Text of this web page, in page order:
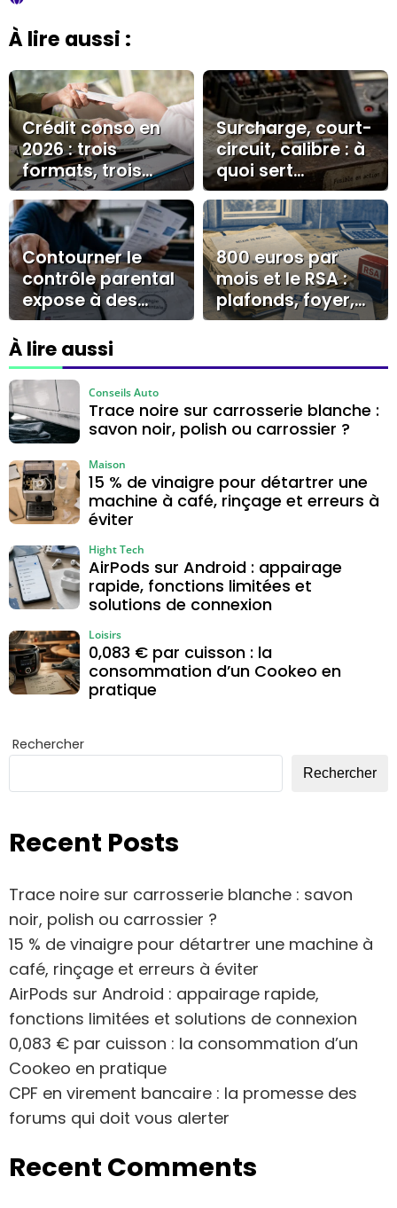
À lire aussi :
Crédit conso en
2026 : trois
formats, trois
logiques à
connaître avant
de signer
Surcharge, court-
circuit, calibre : à
quoi sert
vraiment un
fusible ?
Contourner le
contrôle parental
expose à des
risques
techniques,
familiaux et de
sécurité
800 euros par
mois et le RSA :
plafonds, foyer,
forfait logement
À lire aussi
Trace noire sur carrosserie blanche :
savon noir, polish ou carrossier ?
Conseils Auto
15 % de vinaigre pour détartrer une
machine à café, rinçage et erreurs à
éviter
Maison
AirPods sur Android : appairage
rapide, fonctions limitées et
solutions de connexion
Hight Tech
0,083 € par cuisson : la
consommation d’un Cookeo en
pratique
Loisirs
Rechercher
Rechercher
Recent Posts
Trace noire sur carrosserie blanche : savon
noir, polish ou carrossier ?
15 % de vinaigre pour détartrer une machine à
café, rinçage et erreurs à éviter
AirPods sur Android : appairage rapide,
fonctions limitées et solutions de connexion
0,083 € par cuisson : la consommation d’un
Cookeo en pratique
CPF en virement bancaire : la promesse des
forums qui doit vous alerter
Recent Comments